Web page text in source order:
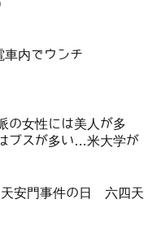
内でウンチ
の女性には美人が多
ブスが多い…米大学が
安門事件の日 六四天